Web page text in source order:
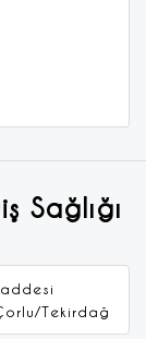
Sağlığı
Tekirdağ